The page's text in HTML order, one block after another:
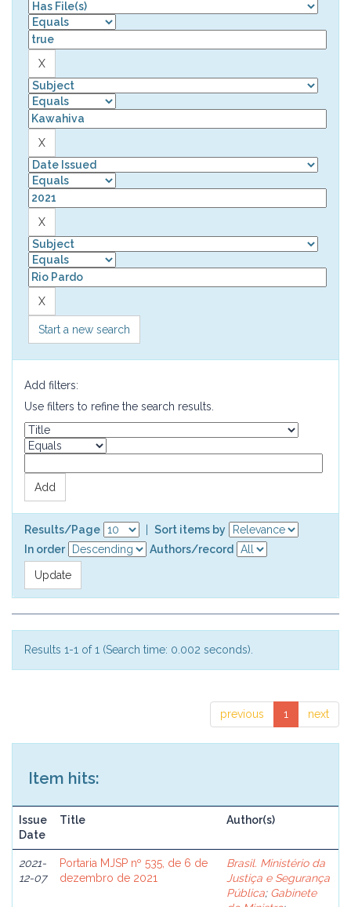
Start a new search
Add filters:
Use filters to refine the search results.
Results/Page
Sort items by
In order
Authors/record
Results 1-1 of 1 (Search time: 0.002 seconds).
previous 1 next
Item hits:
Issue
Date
Title Author(s)
2021-
12-07
Portaria MJSP nº 535, de 6 de
dezembro de 2021
Brasil. Ministério da
Justiça e Segurança
Pública; Gabinete